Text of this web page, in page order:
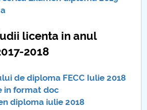
licenta in anul
2018
de diploma FECC Iulie 2018
in format doc
diploma iulie 2018